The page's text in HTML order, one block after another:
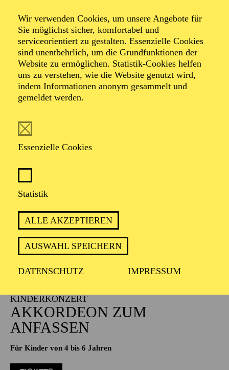
Wir verwenden Cookies, um unsere Angebote für
Sie möglichst sicher, komfortabel und
serviceorientiert zu gestalten. Essenzielle Cookies
sind unentbehrlich, um die Grundfunktionen der
Website zu ermöglichen. Statistik-Cookies helfen
uns zu verstehen, wie die Website genutzt wird,
indem Informationen anonym gesammelt und
gemeldet werden.
Essenzielle Cookies
Statistik
ALLE AKZEPTIEREN
AUSWAHL SPEICHERN
DATENSCHUTZ IMPRESSUM
zeitgleich.
PHILHARMONIE ESSEN
Sonntag
01.11.2026
10:00 - 15:00
PHILHARMONIE ENTDECKEN ·
KINDERWORKSHOP · NOW! TRANSZENDENZ
Infos und Anmeldung unter T +49 201 81 22-826 oder
PHILHARMONIE ESSEN
Sonntag
01.11.2026
NATIONAL-BANK Pavillon
PHILHARMONIE ENTDECKEN ·
KINDERKONZERT
AKKORDEON ZUM